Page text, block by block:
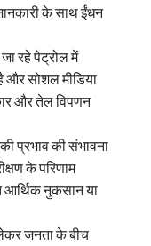
के साथ ईंधन
रहे पेट्रोल में
और सोशल मीडिया
और तेल विपणन
प्रभाव की संभावना
के परिणाम
आर्थिक नुकसान या
लेकर जनता के बीच